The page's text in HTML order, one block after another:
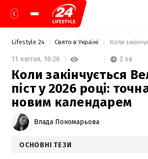
Lifestyle 24 Свято в Україні
11 квітня, 16:26 2 хв
Коли закінчується
піст у 2026 році:
новим календарем
Влада Пономарьова
ОСНОВНІ ТЕЗИ